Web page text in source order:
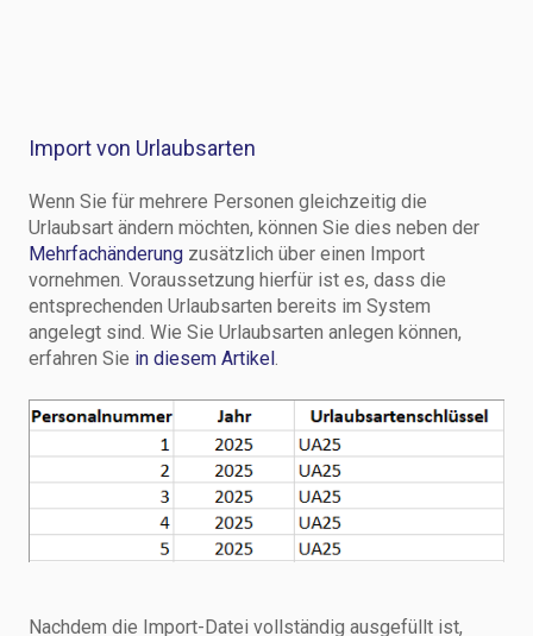
Import von Urlaubsarten
Wenn Sie für mehrere Personen gleichzeitig die
Urlaubsart ändern möchten, können Sie dies neben der
Mehrfachänderung zusätzlich über einen Import
vornehmen. Voraussetzung hierfür ist es, dass die
entsprechenden Urlaubsarten bereits im System
angelegt sind. Wie Sie Urlaubsarten anlegen können,
erfahren Sie in diesem Artikel .
Nachdem die Import-Datei vollständig ausgefüllt ist,